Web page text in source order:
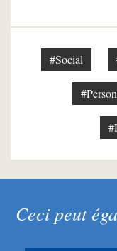
#Social
Ceci peut